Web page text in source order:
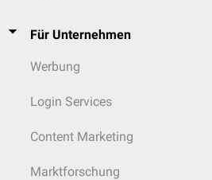
Für Unternehmen
Werbung
Login Services
Content Marketing
Marktforschung